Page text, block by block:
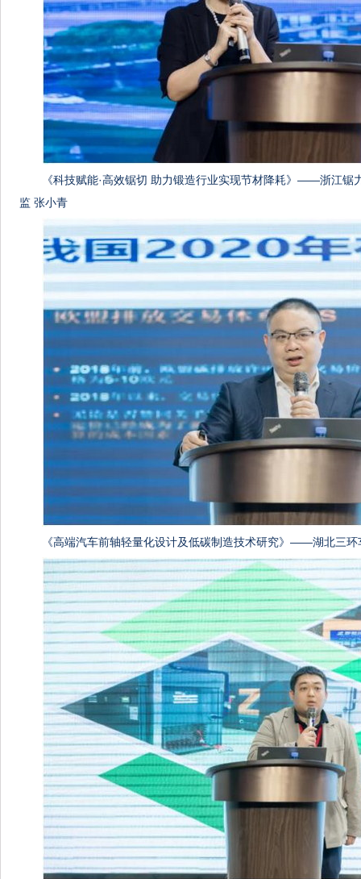
《科技赋能·高效锯切 助力锻造行业实现节材降耗》——浙江锯
监 张小青
《高端汽车前轴轻量化设计及低碳制造技术研究》——湖北三